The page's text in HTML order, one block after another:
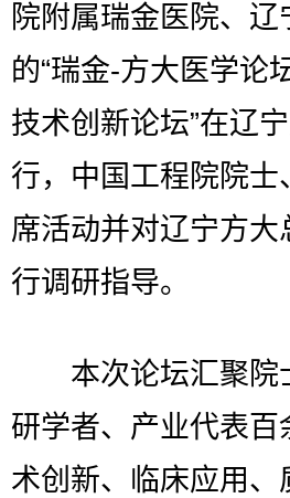
院附属瑞金医院、
的“瑞金-方大医学论
技术创新论坛”在辽
行，中国工程院院
席活动并对辽宁方
行调研指导。
本次论坛汇聚院
研学者、产业代表
术创新、临床应用